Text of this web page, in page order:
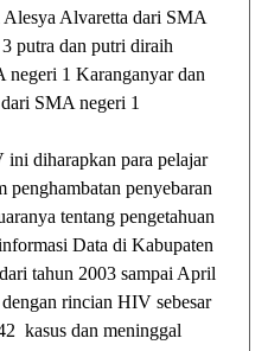
Alvaretta dari SMA
putra dan putri diraih
1 Karanganyar dan
SMA negeri 1
diharapkan para pelajar
penghambatan penyebaran
tentang pengetahuan
Data di Kabupaten
tahun 2003 sampai April
rincian HIV sebesar
kasus dan meninggal